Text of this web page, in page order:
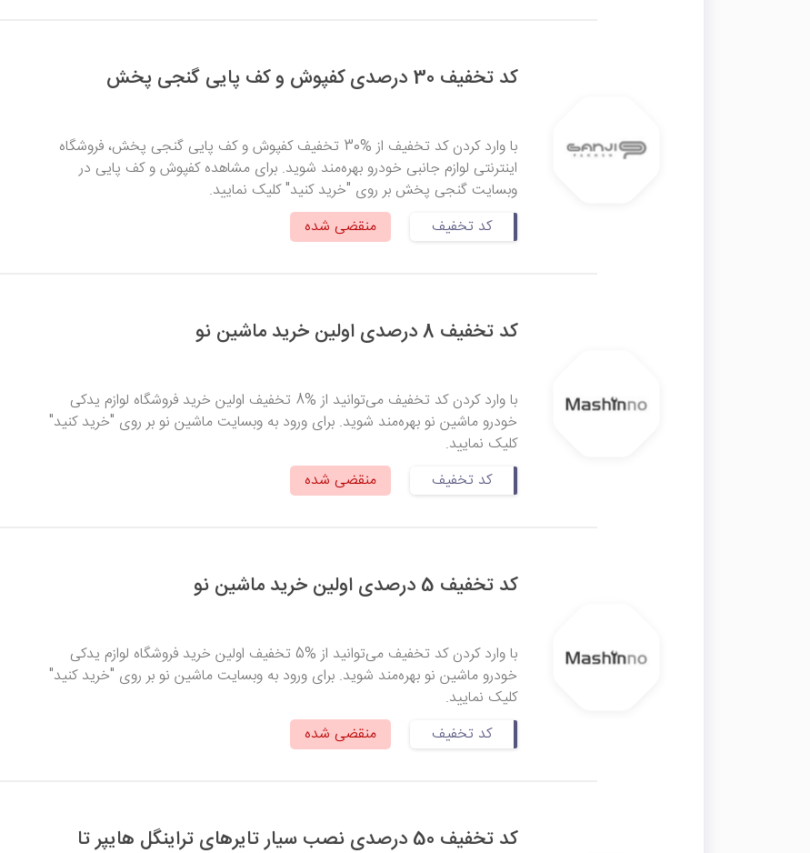
کد تخفیف 30 درصدی کفپوش و کف پایی گنجی پخش
با وارد کردن کد تخفیف از %30 تخفیف کفپوش و کف پایی گنجی پخش، فروشگاه
اینترنتی لوازم جانبی خودرو بهره‌مند شوید. برای مشاهده کفپوش و کف پایی‌ در
وبسایت گنجی پخش بر روی "خرید کنید" کلیک نمایید.
کد تخفیف
منقضی شده
کد تخفیف 8 درصدی اولین خرید ماشین نو
با وارد کردن کد تخفیف می‌توانید از %8 تخفیف اولین خرید فروشگاه لوازم یدکی
خودرو ماشین نو بهره‌مند شوید. برای ورود به وبسایت ماشین نو بر روی "خرید کنید"
کلیک نمایید.
کد تخفیف
منقضی شده
کد تخفیف 5 درصدی اولین خرید ماشین نو
با وارد کردن کد تخفیف می‌توانید از %5 تخفیف اولین خرید فروشگاه لوازم یدکی
خودرو ماشین نو بهره‌مند شوید. برای ورود به وبسایت ماشین نو بر روی "خرید کنید"
کلیک نمایید.
کد تخفیف
منقضی شده
کد تخفیف 50 درصدی نصب سیار تایرهای تراینگل هایپر تا